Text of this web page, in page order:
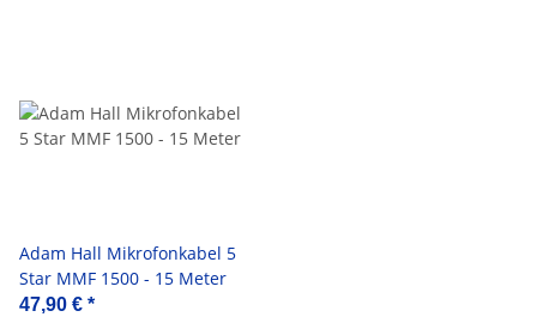
Adam Hall Mikrofonkabel 5
Star MMF 1500 - 15 Meter
47,90 € *